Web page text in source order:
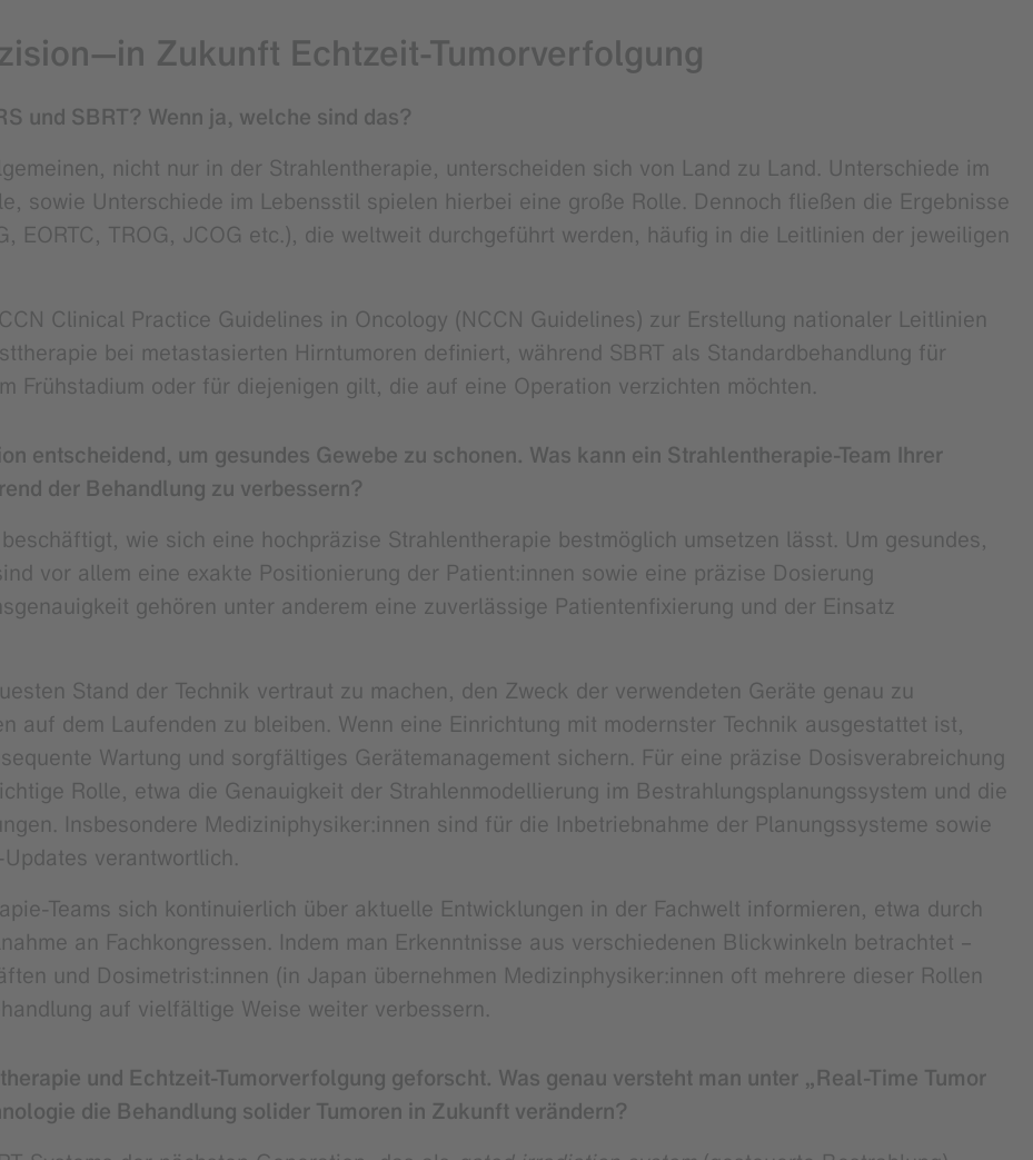
Zukunft Echtzeit-Tumorverfolgung
und SBRT? Wenn ja, welche sind das?
nicht nur in der Strahlentherapie, unterscheiden sich von Land zu Land. Unterschiede im
sowie Unterschiede im Lebensstil spielen hierbei eine große Rolle. Dennoch fließen die Ergebnisse
EORTC, TROG, JCOG etc.), die weltweit durchgeführt werden, häufig in die Leitlinien der jeweiligen
Clinical Practice Guidelines in Oncology (NCCN Guidelines) zur Erstellung nationaler Leitlinien
bei metastasierten Hirntumoren definiert, während SBRT als Standardbehandlung für
Frühstadium oder für diejenigen gilt, die auf eine Operation verzichten möchten.
entscheidend, um gesundes Gewebe zu schonen. Was kann ein Strahlentherapie-Team Ihrer
der Behandlung zu verbessern?
wie sich eine hochpräzise Strahlentherapie bestmöglich umsetzen lässt. Um gesundes,
vor allem eine exakte Positionierung der Patient:innen sowie eine präzise Dosierung
gehören unter anderem eine zuverlässige Patientenfixierung und der Einsatz
Stand der Technik vertraut zu machen, den Zweck der verwendeten Geräte genau zu
auf dem Laufenden zu bleiben. Wenn eine Einrichtung mit modernster Technik ausgestattet ist,
Wartung und sorgfältiges Gerätemanagement sichern. Für eine präzise Dosisverabreichung
Rolle, etwa die Genauigkeit der Strahlenmodellierung im Bestrahlungsplanungssystem und die
Insbesondere Mediziniphysiker:innen sind für die Inbetriebnahme der Planungssysteme sowie
verantwortlich.
Teams sich kontinuierlich über aktuelle Entwicklungen in der Fachwelt informieren, etwa durch
an Fachkongressen. Indem man Erkenntnisse aus verschiedenen Blickwinkeln betrachtet –
und Dosimetrist:innen (in Japan übernehmen Medizinphysiker:innen oft mehrere dieser Rollen
auf vielfältige Weise weiter verbessern.
und Echtzeit-Tumorverfolgung geforscht. Was genau versteht man unter „Real-Time Tumor
die Behandlung solider Tumoren in Zukunft verändern?